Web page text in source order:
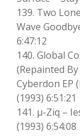
139. Two
Wave
6:47:12
140. Global
(Repainted
Cyberdon EP
(1993) 6:51:21
141. μ-Ziq –
(1993) 6:54:08